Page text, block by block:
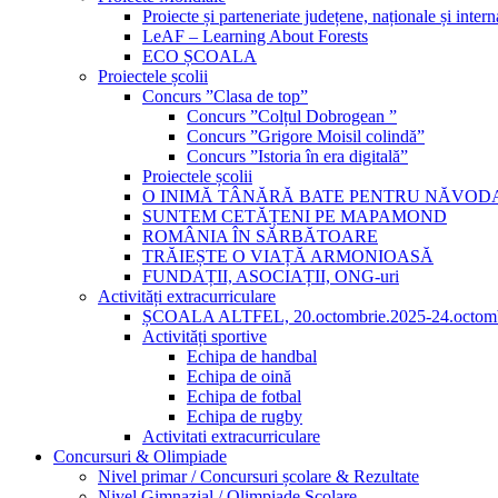
Proiecte și parteneriate județene, naționale și
LeAF – Learning About Forests
ECO ȘCOALA
Proiectele școlii
Concurs ”Clasa de top”
Concurs ”Colțul Dobrogean ”
Concurs ”Grigore Moisil colindă”
Concurs ”Istoria în era digitală”
Proiectele școlii
O INIMĂ TÂNĂRĂ BATE PENTRU
SUNTEM CETĂȚENI PE MAPAMOND
ROMÂNIA ÎN SĂRBĂTOARE
TRĂIEȘTE O VIAȚĂ ARMONIOASĂ
FUNDAȚII, ASOCIAȚII, ONG-uri
Activități extracurriculare
ȘCOALA ALTFEL, 20.octombrie.2025-
Activități sportive
Echipa de handbal
Echipa de oină
Echipa de fotbal
Echipa de rugby
Activitati extracurriculare
Concursuri & Olimpiade
Nivel primar / Concursuri școlare & Rezultate